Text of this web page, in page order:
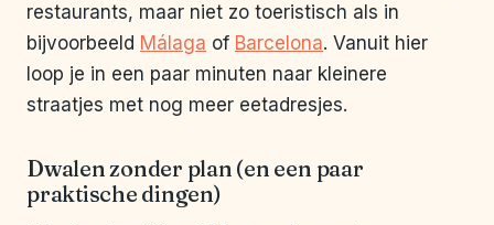
restaurants, maar niet zo toeristisch als in
bijvoorbeeld Málaga of Barcelona. Vanuit hier
loop je in een paar minuten naar kleinere
straatjes met nog meer eetadresjes.
Dwalen zonder plan (en een paar
praktische dingen)